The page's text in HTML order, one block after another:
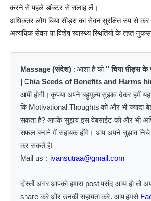
करने से पहले डॉक्टर से सलाह लें।
अधिकतर लोग चिया सीड्स का सेवन सुरक्षित रूप से
अत्यधिक सेवन या विशेष स्वास्थ्य स्थितियों के तहत
Massage (संदेश) : आशा है की " चिया सीड्स
| Chia Seeds of Benefits and Harms
आयी होगी। कृपया अपने बहुमूल्य सुझाव देकर हमें
कि Motivational Thoughts को और भी ज्यादा
सकता है? आपके सुझाव इस वेबसाईट को और भी
सफल बनाने में सहायक होंगे। आप अपने सुझाव
कर सकते है!
Mail us : jivansutraa@gmail.com
दोस्तों अगर आपको हमारा post पसंद आया हो तो
share करे और उनकी सहायता करे. आप हमसे